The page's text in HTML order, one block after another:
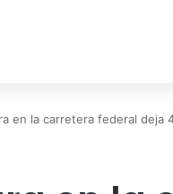
en la carretera federal deja